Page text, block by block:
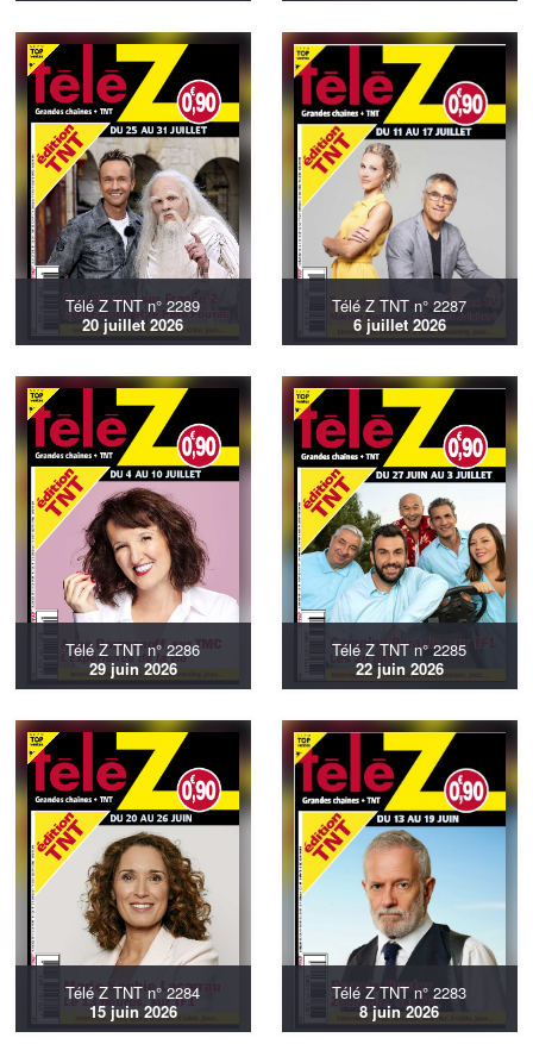
Télé Z TNT n° 2289
20 juillet 2026
Télé Z TNT n° 2287
6 juillet 2026
Télé Z TNT n° 2286
29 juin 2026
Télé Z TNT n° 2285
22 juin 2026
Télé Z TNT n° 2284
15 juin 2026
Télé Z TNT n° 2283
8 juin 2026